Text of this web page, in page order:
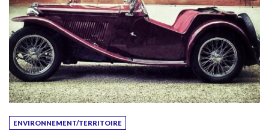
ENVIRONNEMENT/TERRITOIRE